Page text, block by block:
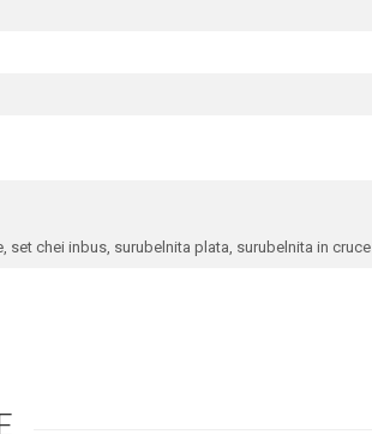
chei inbus, surubelnita plata, surubelnita in cruce